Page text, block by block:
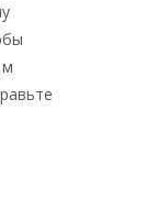
м